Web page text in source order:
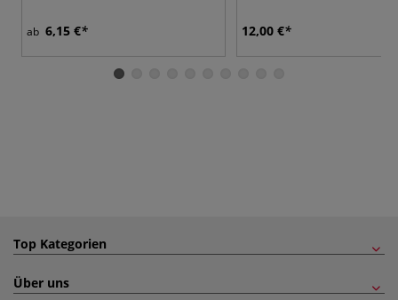
ab 6,15 € 12,00 €
Top Kategorien
Über uns